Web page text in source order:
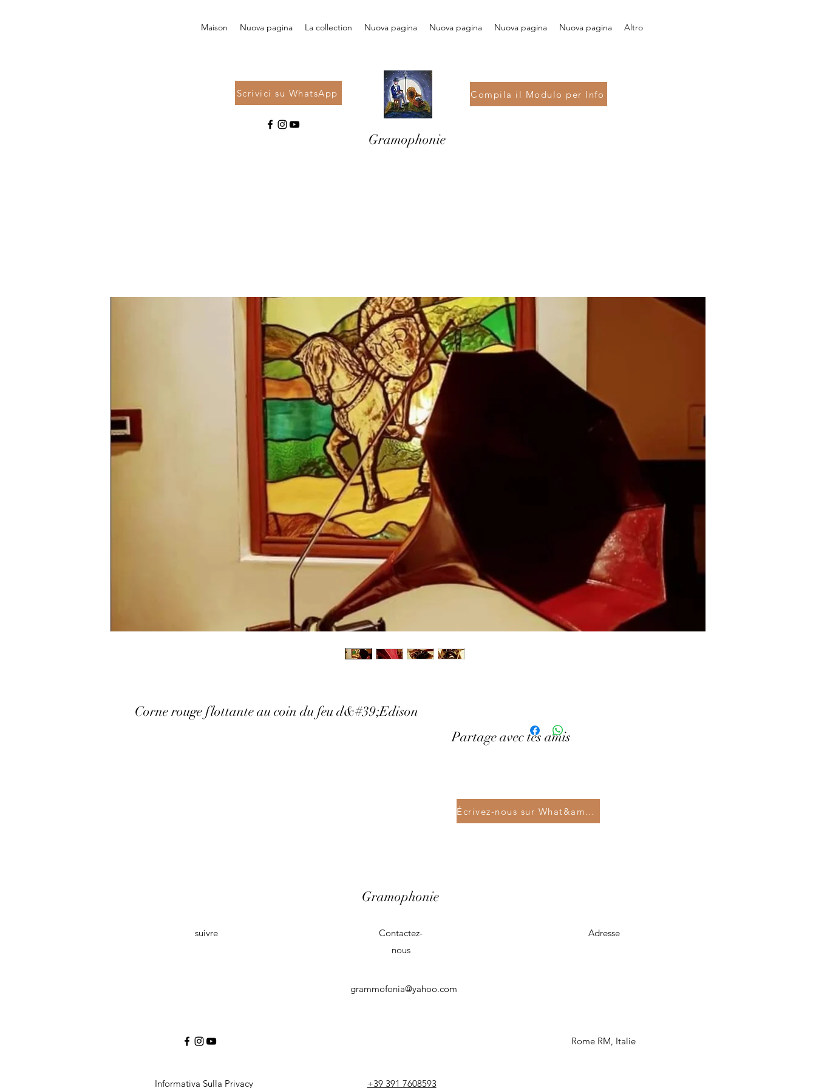
Maison Nuova pagina La collection Nuova pagina Nuova pagina Nuova pagina Nuova pagina Altro
Scrivici su WhatsApp
Gramophonie
Compila il Modulo per Info
Partage avec tes amis
Écrivez-nous sur What&amp;#39;s App
Corne rouge flottante au coin du feu d&#39;Edison
Gramophonie
suivre
Contactez-
nous
Adresse
grammofonia@yahoo.com
Rome RM, Italie
Informativa Sulla Privacy +39 391 7608593